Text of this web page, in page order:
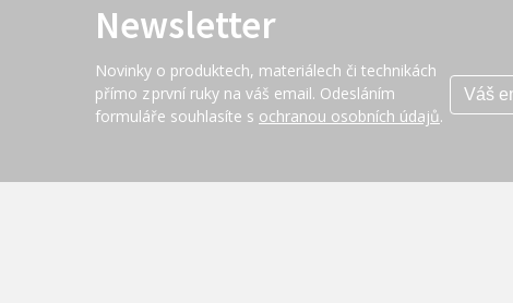
Newsletter
Novinky o produktech, materiálech či technikách
přímo z první ruky na váš email. Odesláním
formuláře souhlasíte s ochranou osobních údajů.